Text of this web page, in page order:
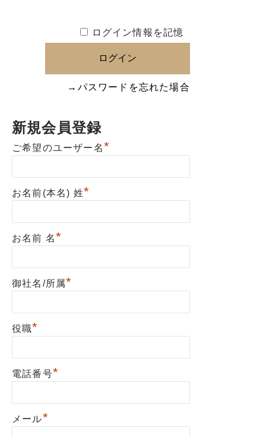
ログイン情報を記憶
→パスワードを忘れた場合
新規会員登録
ご希望のユーザー名*
お名前(本名) 姓*
お名前 名*
御社名/所属*
役職*
電話番号*
メール*